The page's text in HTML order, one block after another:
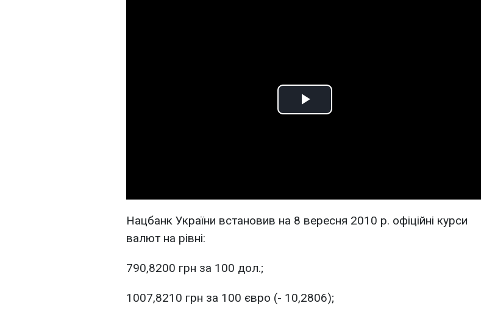
Play
Нацбанк України встановив на 8 вересня 2010 р. офіційні курси
валют на рівні:
790,8200 грн за 100 дол.;
1007,8210 грн за 100 євро (- 10,2806);